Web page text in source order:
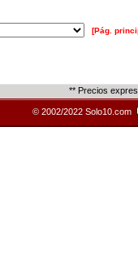
[Pág.
** Precios
© 2002/2022 Solo10.com